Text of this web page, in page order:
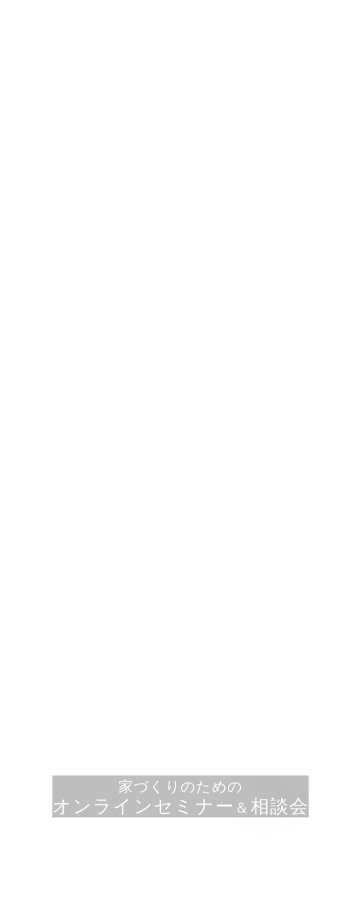
家づくりのための
オンラインセミナー ＆ 相談会